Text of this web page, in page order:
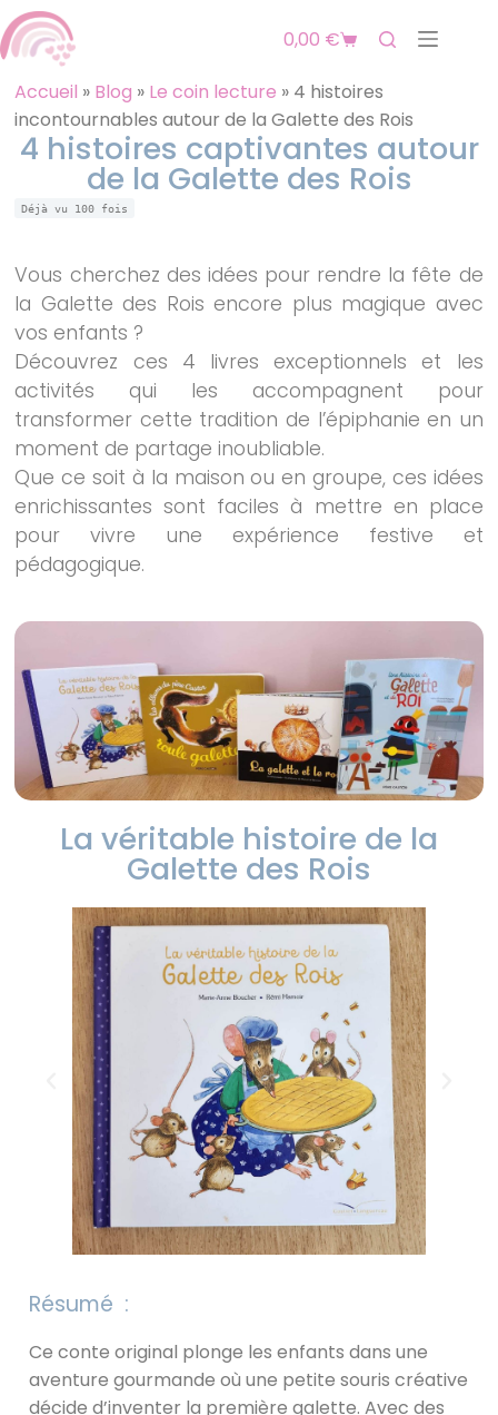
0,00 €
Accueil » Blog » Le coin lecture » 4 histoires
incontournables autour de la Galette des Rois
4 histoires captivantes autour
de la Galette des Rois
Déjà vu 100 fois
Vous cherchez des idées pour rendre la fête de
la Galette des Rois encore plus magique avec
vos enfants ?
Découvrez ces 4 livres exceptionnels et les
activités qui les accompagnent pour
transformer cette tradition de l’épiphanie en un
moment de partage inoubliable.
Que ce soit à la maison ou en groupe, ces idées
enrichissantes sont faciles à mettre en place
pour vivre une expérience festive et
pédagogique.
La véritable histoire de la
Galette des Rois
Résumé :
Ce conte original plonge les enfants dans une
aventure gourmande où une petite souris créative
décide d’inventer la première galette. Avec des